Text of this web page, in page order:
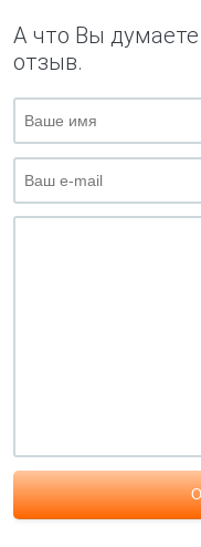
А что Вы
отзыв.